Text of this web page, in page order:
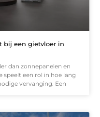
bij een gietvloer in
dan zonnepanelen en
speelt een rol in hoe lang
vervanging. Een